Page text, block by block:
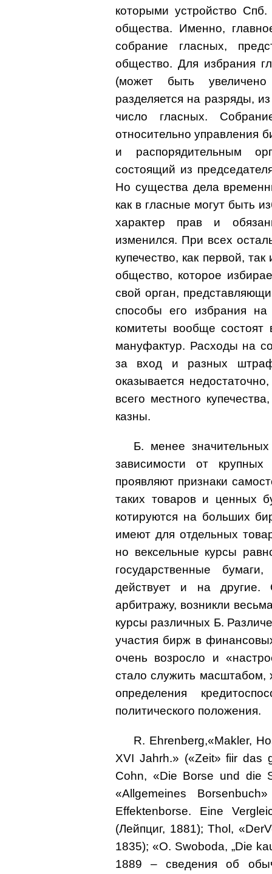
которыми устройство
общества. Именно,
собрание гласных,
общество. Для избрания
(может быть
разделяется на разряды,
число гласных.
относительно управления
и распорядительным
состоящий из
Но существа дела
как в гласные могут быть
характер прав и
изменился. При всех
купечество, как первой,
общество, которое
свой орган,
способы его избрания
комитеты вообще состоят
мануфактур. Расходы на
за вход и разных
оказывается
всего местного
казны.
Б. менее
зависимости от
проявляют признаки
таких товаров и ценных
котируются на больших
имеют для отдельных
но вексельные курсы
государственные
действует и на другие.
арбитражу, возникли
курсы различных Б.
участия бирж в
очень возросло и
стало служить масштабом,
определения
политического положения.
R. Ehrenberg,«Makler,
XVI Jahrh.» («Zeit» fiir das
Cohn, «Die Borse und die
«Allgemeines
Effektenborse. Eine
(Лейпциг, 1881); Thol,
1835); «О. Swoboda, „Die
1889 – сведения об